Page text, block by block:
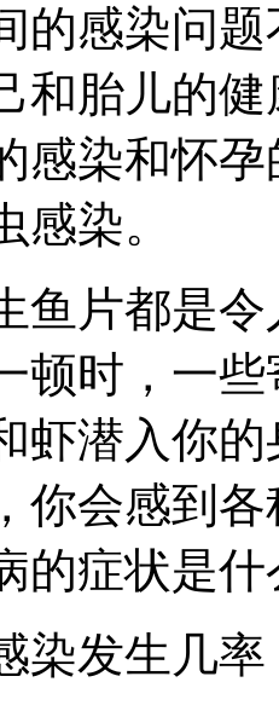
感染问题
和胎儿的
感染和怀
感染。
片都是令
顿时，一
虾潜入你
你会感到
的症状是什
发生几率